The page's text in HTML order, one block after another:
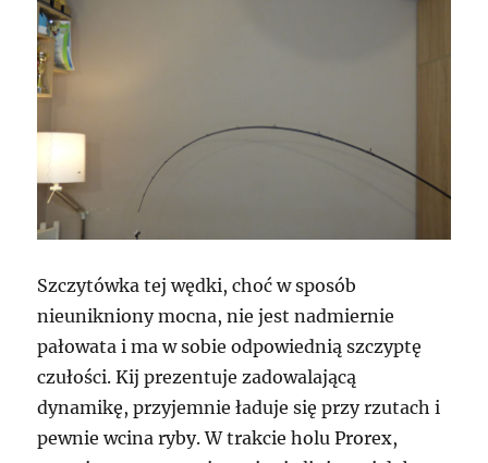
Szczytówka tej wędki, choć w sposób
nieunikniony mocna, nie jest nadmiernie
pałowata i ma w sobie odpowiednią szczyptę
czułości. Kij prezentuje zadowalającą
dynamikę, przyjemnie ładuje się przy rzutach i
pewnie wcina ryby. W trakcie holu Prorex,